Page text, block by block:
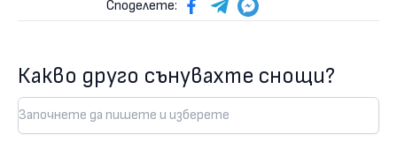
Споделете:
Какво друго сънувахте снощи?